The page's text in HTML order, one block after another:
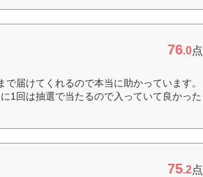
76.0点
届けてくれるので本当に助かっています。
1回は抽選で当たるので入っていて良かった
75.2点